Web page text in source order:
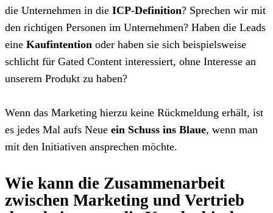
die Unternehmen in die ICP-Definition? Sprechen wir mit
den richtigen Personen im Unternehmen? Haben die Leads
eine Kaufintention oder haben sie sich beispielsweise
schlicht für Gated Content interessiert, ohne Interesse an
unserem Produkt zu haben?
Wenn das Marketing hierzu keine Rückmeldung erhält, ist
es jedes Mal aufs Neue ein Schuss ins Blaue, wenn man
mit den Initiativen ansprechen möchte.
Wie kann die Zusammenarbeit
zwischen Marketing und Vertrieb